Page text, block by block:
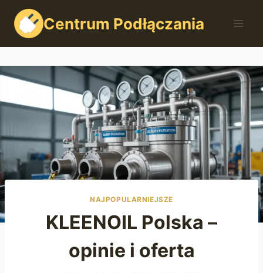
Przejdź
treści
Centrum Podłączania
NAJPOPULARNIEJSZE
KLEENOIL Polska –
opinie i oferta